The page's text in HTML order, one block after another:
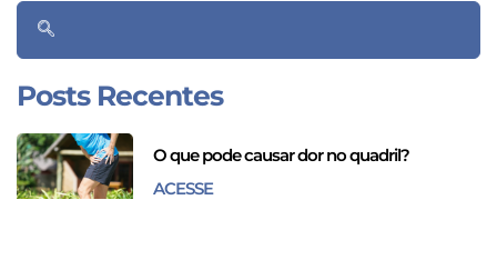
Posts Recentes
O que pode causar dor no quadril?
ACESSE